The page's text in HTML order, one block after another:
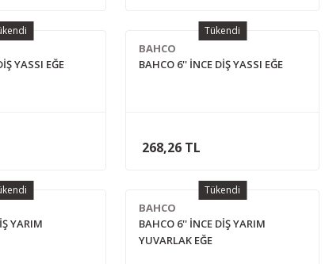
YASSI EĞE
Tükendi
BAHCO
BAHCO 6'' İNCE DİŞ YASSI EĞE
268,26 TL
YARIM
Tükendi
BAHCO
BAHCO 6'' İNCE DİŞ YARIM
YUVARLAK EĞE